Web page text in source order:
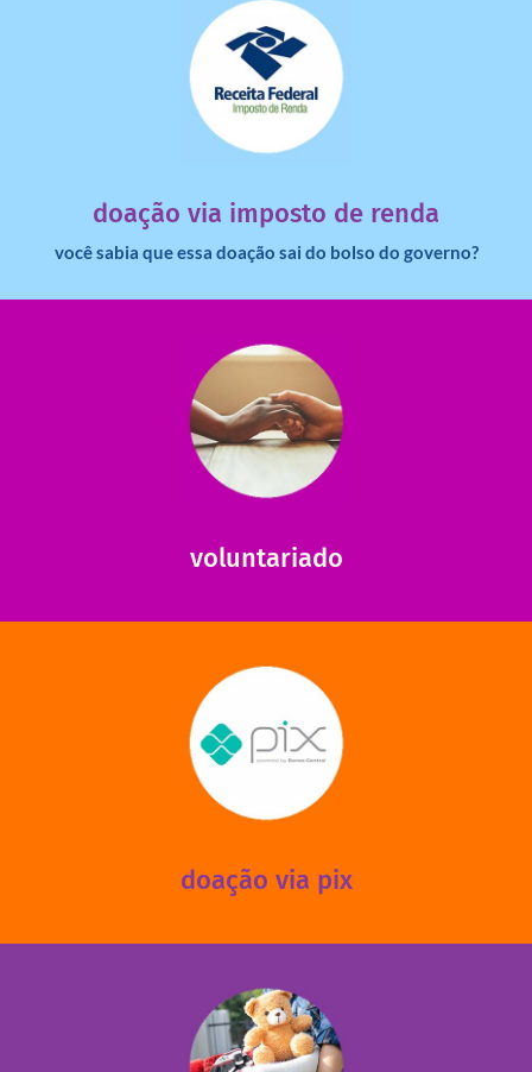
doação via imposto de renda
você sabia que essa doação sai do bolso do governo?
dinheiro deixa de ir para o governo?
saiba mais
voluntariado
ajudar com certos assuntos. Entre em contato conosco e
saiba como nos ajudar.
saiba mais
doação via pix
via PIX? Elas também são muito importantes para
mantermos nossas unidades em funcionamento!
saiba mais
fale conosco